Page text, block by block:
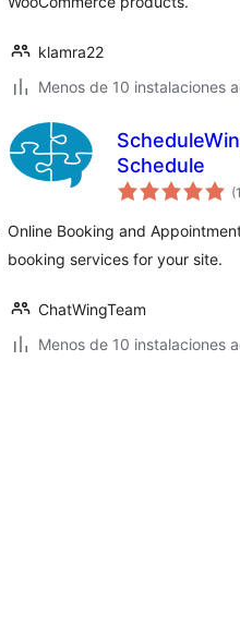
klamra22
Menos de 10 instalaciones
ScheduleWing – Online Booking and
Schedule
(1
Online Booking and
booking services for your site.
ChatWingTeam
Menos de 10 instalaciones